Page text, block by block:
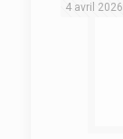
4 avril 2026